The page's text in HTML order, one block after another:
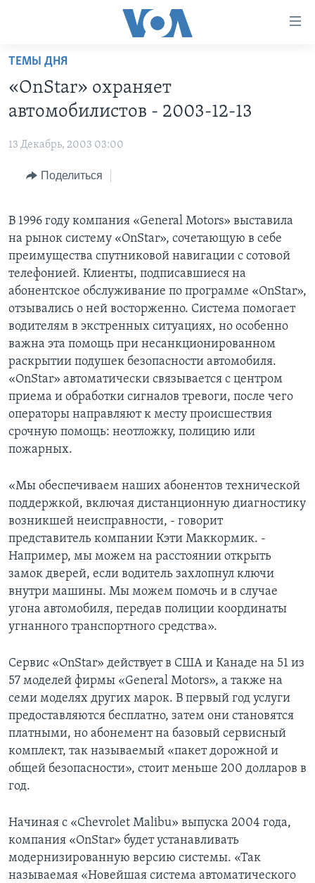
Перейти
основной
контент
навигации
ПРОГРАММЫ
НОВОСТИ ЗА МИНУТУ
ИТОГИ
ДИСКУССИЯ VOA
ДЕТАЛИ
НЬЮ-ЙОРК NEW YORK
АМЕРИКА. БОЛЬШОЕ ПУТЕШЕСТВИЕ
УЧИМ АНГЛИЙСКИЙ
НАША АМЕРИКАНСКАЯ ИСТОРИЯ
АРТЕФАКТЫ
АМЕРИКАНСКИЕ ГОРОДКИ
ТЕСТЫ
ЭКСПЕРТИЗА
ИНТЕРВЬЮ
ЗА СВОБОДУ ПРЕССЫ
УЧИМ АНГЛИЙСКИЙ
ВИДЕО
ПОДПИСКА НА НОВОСТИ
Learning English
СОЦИАЛЬНЫЕ СЕТИ
Языки
ТЕМЫ ДНЯ
«OnStar» охраняет
автомобилистов - 2003-12-13
13 Декабрь, 2003 03:00
Поделиться
В 1996 году компания «General Motors» выставила
на рынок систему «OnStar», сочетающую в себе
преимущества спутниковой навигации с сотовой
телефонией. Клиенты, подписавшиеся на
абонентское обслуживание по программе «OnStar»,
отзывались о ней восторженно. Система помогает
водителям в экстренных ситуациях, но особенно
важна эта помощь при несанкционированном
раскрытии подушек безопасности автомобиля.
«OnStar» автоматически связывается с центром
приема и обработки сигналов тревоги, после чего
операторы направляют к месту происшествия
срочную помощь: неотложку, полицию или
пожарных.
«Мы обеспечиваем наших абонентов технической
поддержкой, включая дистанционную диагностику
возникшей неисправности, - говорит
представитель компании Кэти Маккормик. -
Например, мы можем на расстоянии открыть
замок дверей, если водитель захлопнул ключи
внутри машины. Мы можем помочь и в случае
угона автомобиля, передав полиции координаты
угнанного транспортного средства».
Сервис «OnStar» действует в США и Канаде на 51 из
57 моделей фирмы «General Motors», а также на
семи моделях других марок. В первый год услуги
предоставляются бесплатно, затем они становятся
платными, но абонемент на базовый сервисный
комплект, так называемый «пакет дорожной и
общей безопасности», стоит меньше 200 долларов в
год.
Начиная с «Chevrolet Malibu» выпуска 2004 года,
компания «OnStar» будет устанавливать
модернизированную версию системы. «Так
называемая «Новейшая система автоматического